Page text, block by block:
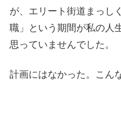
が、エリート街道まっし
職」という期間が私の人
思っていませんでした。
計画にはなかった。こん